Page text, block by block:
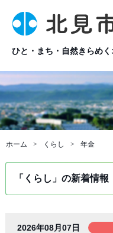
ひと・まち・自然きらめ
ホーム くらし 年金
「くらし」の新着情報
2026年08月07日